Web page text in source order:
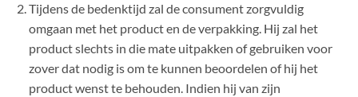
Tijdens de bedenktijd zal de consument zorgvuldig
omgaan met het product en de verpakking. Hij zal het
product slechts in die mate uitpakken of gebruiken voor
zover dat nodig is om te kunnen beoordelen of hij het
product wenst te behouden. Indien hij van zijn